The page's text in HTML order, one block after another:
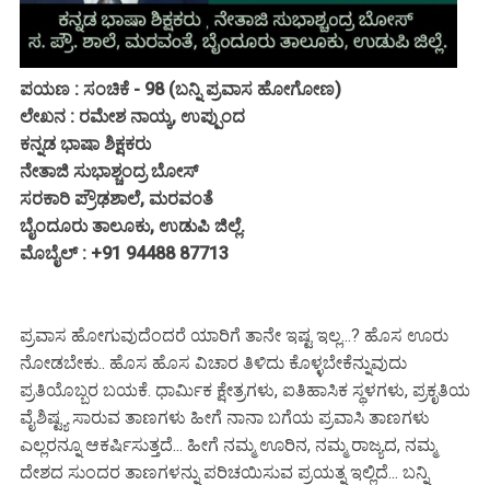
ಪಯಣ : ಸಂಚಿಕೆ - 98 (ಬನ್ನಿ ಪ್ರವಾಸ ಹೋಗೋಣ)
ಲೇಖನ : ರಮೇಶ ನಾಯ್ಕ, ಉಪ್ಪುಂದ
ಕನ್ನಡ ಭಾಷಾ ಶಿಕ್ಷಕರು
ನೇತಾಜಿ ಸುಭಾಶ್ಚಂದ್ರ ಬೋಸ್
ಸರಕಾರಿ ಪ್ರೌಢಶಾಲೆ, ಮರವಂತೆ
ಬೈಂದೂರು ತಾಲೂಕು, ಉಡುಪಿ ಜಿಲ್ಲೆ.
ಮೊಬೈಲ್ : +91 94488 87713
ಪ್ರವಾಸ ಹೋಗುವುದೆಂದರೆ ಯಾರಿಗೆ ತಾನೇ ಇಷ್ಟ ಇಲ್ಲ...? ಹೊಸ ಊರು
ನೋಡಬೇಕು.. ಹೊಸ ಹೊಸ ವಿಚಾರ ತಿಳಿದು ಕೊಳ್ಳಬೇಕೆನ್ನುವುದು
ಪ್ರತಿಯೊಬ್ಬರ ಬಯಕೆ. ಧಾರ್ಮಿಕ ಕ್ಷೇತ್ರಗಳು, ಐತಿಹಾಸಿಕ ಸ್ಥಳಗಳು, ಪ್ರಕೃತಿಯ
ವೈಶಿಷ್ಟ್ಯ ಸಾರುವ ತಾಣಗಳು ಹೀಗೆ ನಾನಾ ಬಗೆಯ ಪ್ರವಾಸಿ ತಾಣಗಳು
ಎಲ್ಲರನ್ನೂ ಆಕರ್ಷಿಸುತ್ತದೆ... ಹೀಗೆ ನಮ್ಮ ಊರಿನ, ನಮ್ಮ ರಾಜ್ಯದ, ನಮ್ಮ
ದೇಶದ ಸುಂದರ ತಾಣಗಳನ್ನು ಪರಿಚಯಿಸುವ ಪ್ರಯತ್ನ ಇಲ್ಲಿದೆ... ಬನ್ನಿ